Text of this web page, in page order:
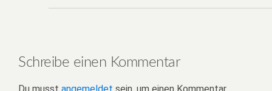
Schreibe einen Kommentar